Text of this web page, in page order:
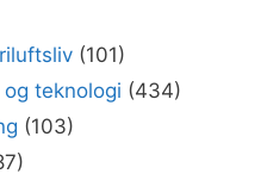
(101)
teknologi (434)
(103)